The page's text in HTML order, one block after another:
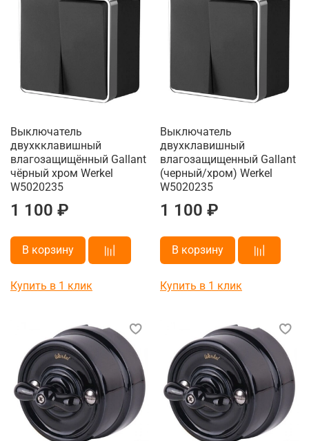
Выключатель
двухкклавишный
влагозащищённый Gallant
чёрный хром Werkel
W5020235
1 100 ₽
В корзину
Купить в 1 клик
Выключатель
двухклавишный
влагозащищенный Gallant
(черный/хром) Werkel
W5020235
1 100 ₽
В корзину
Купить в 1 клик